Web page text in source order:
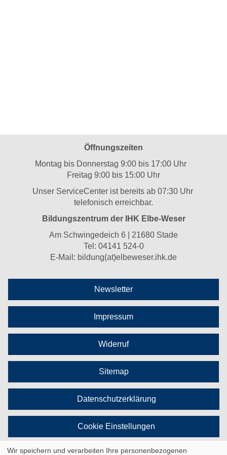
Öffnungszeiten
Montag bis Donnerstag 9:00 bis 17:00 Uhr
Freitag 9:00 bis 15:00 Uhr
Unser ServiceCenter ist bereits ab 07:30 Uhr
telefonisch erreichbar.
Bildungszentrum der IHK Elbe-Weser
Am Schwingedeich 6 | 21680 Stade
Tel: 04141 524-0
E-Mail: bildung(at)elbeweser.ihk.de
Newsletter
Impressum
Widerruf
Sitemap
Datenschutzerklärung
Cookie Einstellungen
Vertrag widerrufen
Wir speichern und verarbeiten Ihre personenbezogenen